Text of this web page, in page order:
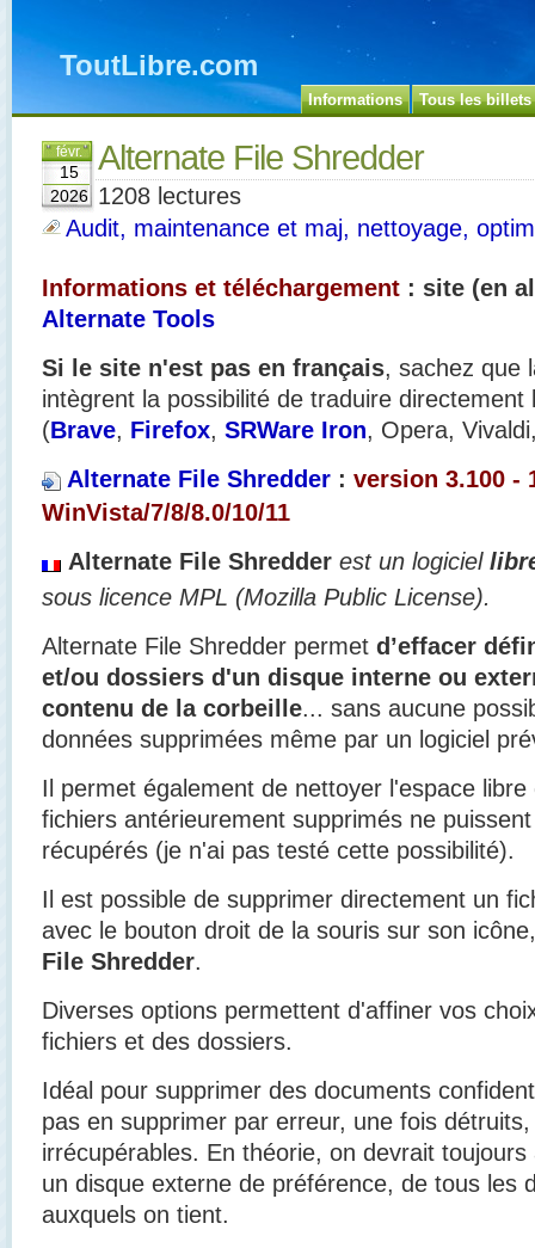
ToutLibre.com
Informations Tous les billets
févr.
15
2026
Alternate File Shredder
1208 lectures
Audit, maintenance et maj, nettoyage,
Informations et téléchargement : site (en
Alternate Tools
Si le site n'est pas en français, sachez que
intègrent la possibilité de traduire directement
(Brave, Firefox, SRWare Iron, Opera,
Alternate File Shredder : version 3.100 -
WinVista/7/8/8.0/10/11
Alternate File Shredder est un logiciel
sous licence MPL (Mozilla Public License).
Alternate File Shredder permet d’effacer
et/ou dossiers d'un disque interne ou
contenu de la corbeille... sans aucune
données supprimées même par un logiciel
Il permet également de nettoyer l'espace
fichiers antérieurement supprimés ne
récupérés (je n'ai pas testé cette possibilité).
Il est possible de supprimer directement un
avec le bouton droit de la souris sur son
File Shredder.
Diverses options permettent d'affiner vos
fichiers et des dossiers.
Idéal pour supprimer des documents
pas en supprimer par erreur, une fois
irrécupérables. En théorie, on devrait
un disque externe de préférence, de tous les
auxquels on tient.